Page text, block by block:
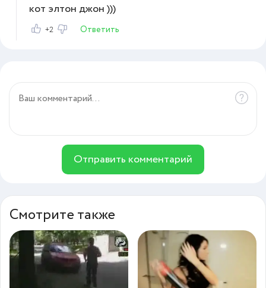
кот элтон джон )))
+2 Ответить
Отправить комментарий
Смотрите также